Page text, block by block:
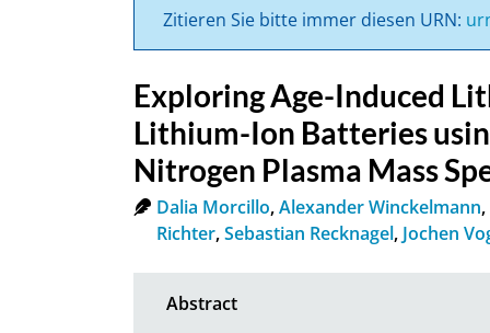
Zitieren Sie bitte immer diesen URN:
Exploring Age-Induced
Lithium-Ion Batteries
Nitrogen Plasma Mass
Dalia Morcillo,Alexander Winckelmann,
Richter,Sebastian Recknagel, Jochen